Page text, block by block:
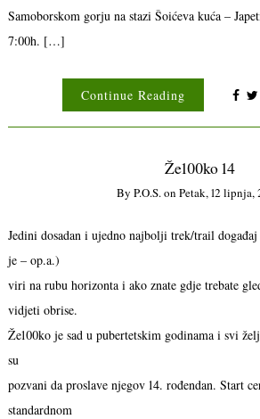
Samoborskom gorju na stazi Šoićeva kuća –
7:00h. […]
Continue Reading
Že100ko 14
By P.o.s.on Petak, 12 lipnja,
Jedini dosadan i ujedno najbolji trek/trail
je – op.a.)
viri na rubu horizonta i ako znate gdje trebate
vidjeti obrise.
Že100ko je sad u pubertetskim godinama i svi
su
pozvani da proslave njegov 14. rođendan. Start
standardnom